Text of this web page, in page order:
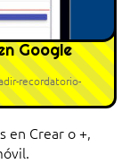
Google
recordatorio-
en Crear o +,